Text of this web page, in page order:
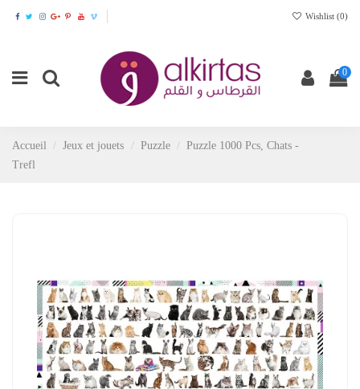
Wishlist (0)
0
Accueil Jeux et jouets Puzzle
Puzzle 1000 Pcs, Chats -
Trefl